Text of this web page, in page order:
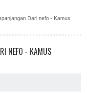
Dari nefo - Kamus
NEFO - KAMUS